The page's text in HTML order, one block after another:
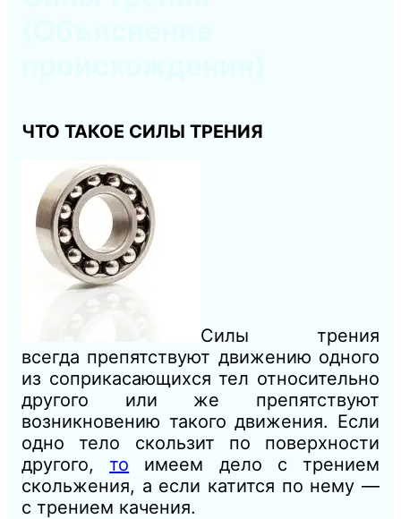
ЧТО ТАКОЕ СИЛЫ ТРЕНИЯ
Силы трения
всегда препятствуют движению одного
из соприкасающихся тел относительно
другого или же препятствуют
возникновению такого движения. Если
одно тело скользит по поверхности
другого, то имеем дело с трением
скольжения, а если катится по нему —
с трением качения.